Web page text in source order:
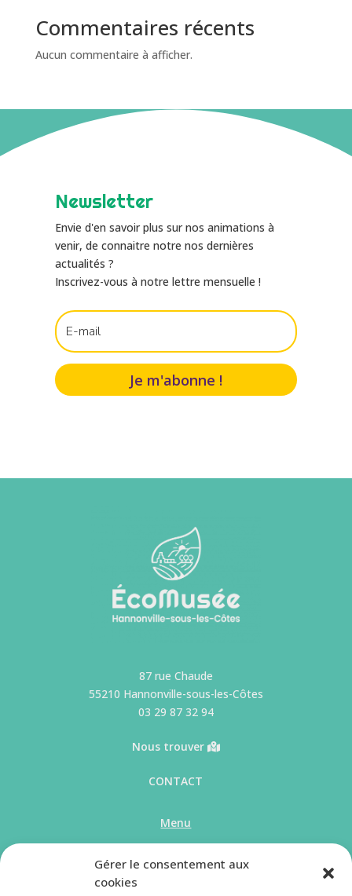
Gérer le consentement aux
cookies
Commentaires récents
Aucun commentaire à afficher.
Newsletter
Envie d'en savoir plus sur nos animations à
venir, de connaitre notre nos dernières
actualités ?
Inscrivez-vous à notre lettre mensuelle !
Je m'abonne !
87 rue Chaude
55210 Hannonville-sous-les-Côtes
03 29 87 32 94
Nous trouver
CONTACT
Menu
L’Écomusée
Infos pratiques